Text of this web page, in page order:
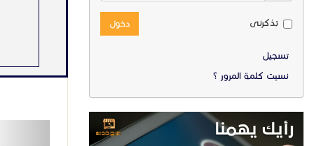
تذكرنى دخول
تسجيل
نسيت كلمة المرور ؟